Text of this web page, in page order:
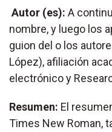
Autor (es): A
nombre, y luego los
guion del o los
López), afiliación
electrónico y
Resumen: El
Times New Roman,